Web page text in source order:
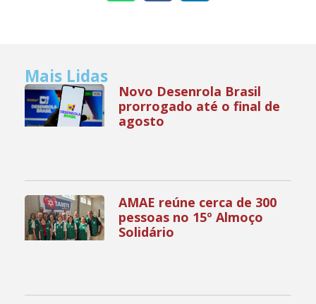
Mais Lidas
Novo Desenrola Brasil
prorrogado até o final de
agosto
AMAE reúne cerca de 300
pessoas no 15º Almoço
Solidário